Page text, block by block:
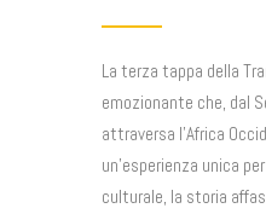
Blog
La terza tappa della
emozionante che, dal
attraversa l’Africa
un’esperienza unica
culturale, la storia